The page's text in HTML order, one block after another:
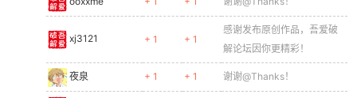
xj3121 + 1 + 1
感谢发布原创作品，吾爱破
解论坛因你更精彩！
夜泉 + 1 + 1 谢谢@Thanks！